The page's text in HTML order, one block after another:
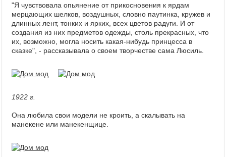
"Я чувствовала опьянение от прикосновения к ярдам
мерцающих шелков, воздушных, словно паутинка, кружев и
длинных лент, тонких и ярких, всех цветов радуги. И от
создания из них предметов одежды, столь прекрасных, что
их, возможно, могла носить какая-нибудь принцесса в
сказке", - рассказывала о своем творчестве сама Люсиль.
1922 г.
Она любила свои модели не кроить, а скалывать на
манекене или манекенщице.